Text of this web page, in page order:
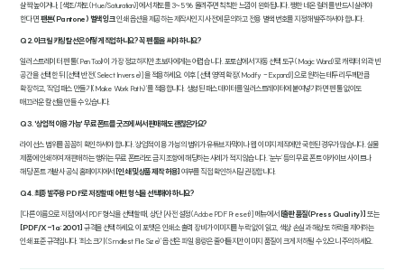
살짝 높이거나, [색조/채도(Hue/Saturation)]에서 채도를 3~5% 올려주면 칙칙한 느낌이 완화됩니다. 쨍한 네온 컬러를 반드시 살려야
한다면,팬톤(Pantone) 별색 잉크인쇄 옵션을 제공하는 제작사인지 사전에 문의하고 전용 별색 번호를 지정해 발주하셔야 합니다.
Q2. 아크릴 키링 칼선은 어떻게 작업하나요? 꼭 펜 툴을 써야 하나요?
일러스트레이터 펜 툴(Pen Tool)이 가장 정교하지만 초보자에게는 어렵습니다. 포토샵에서 '자동 선택 도구(Magic Wand)'로 캐릭터 외곽 빈
공간을 선택한 뒤 [선택 반전(Select Inverse)]을 적용하세요. 이후 [선택 영역 확장(Modify - Expand)]으로 원하는 테두리 두께만큼
확장하고, '작업 패스 만들기(Make Work Path)'를 적용합니다. 생성된 패스 데이터를 일러스트레이터에 붙여넣기하면 펜 툴 없이도
매끄러운 칼선을 만들 수 있습니다.
Q3. '상업적 이용 가능' 무료 폰트를 굿즈에 써서 판매해도 괜찮은가요?
라이선스 범위를 꼼꼼히 확인하셔야 합니다. '상업적 이용 가능'의 범위가 유튜브 자막이나 웹 이미지 제작에만 국한된 경우가 많습니다. 실물
제품에 인쇄하여 재판매하는 행위는 무료 폰트라도 금지 조항에 해당하는 사례가 적지 않습니다. '눈누' 등의 무료 폰트 아카이브 사이트나
해당 폰트 개발사 공식 홈페이지에서 [인쇄 및 상품 제작 허용] 여부를 직접 확인하시길 권장합니다.
Q4. 최종 발주용 PDF로 저장할 때 어떤 형식을 선택해야 하나요?
[다른 이름으로 저장]에서 PDF 형식을 선택할 때, 상단 [사전 설정(Adobe PDF Preset)] 메뉴에서 [출판 품질(Press Quality)] 또는
[PDF/X-1a:2001] 규격을 선택하세요. 이 포맷은 인쇄소 출력 장비가 이미지를 누락 없이 읽고, 색상 손실과 해상도 하락을 제어하는
인쇄 표준 규격입니다. '최소 크기(Smallest File Size)' 옵션은 파일 용량은 줄어들지만 이미지 품질이 크게 저하될 수 있으니 주의하세요.